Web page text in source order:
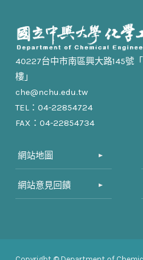
40227台中市南區興大路145號
樓」
che@nchu.edu.tw
TEL：04-22854724
FAX：04-22854734
網站地圖
網站意見回饋